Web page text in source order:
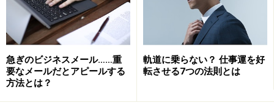
■堀内伸浩さんのブログ・コンテンツへのこだわり
１．日記やごちゃ混ぜブログでなく、名刺だけに特化し
２．「名刺ブログ」と、タイトルに（キーワードを）ス
トレートに入れた。
３．専門家らしく見えるように、紹介するだけでなく自
急ぎのビジネスメール……重
要なメールだとアピールする
方法とは？
軌道に乗らない？ 仕事運を好
転させる7つの法則とは